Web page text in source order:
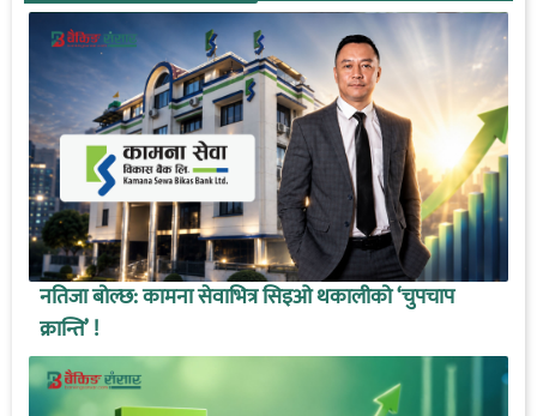
नतिजा बोल्छ: कामना सेवाभित्र सिइओ थकालीको ‘चुपचाप
क्रान्ति’ !